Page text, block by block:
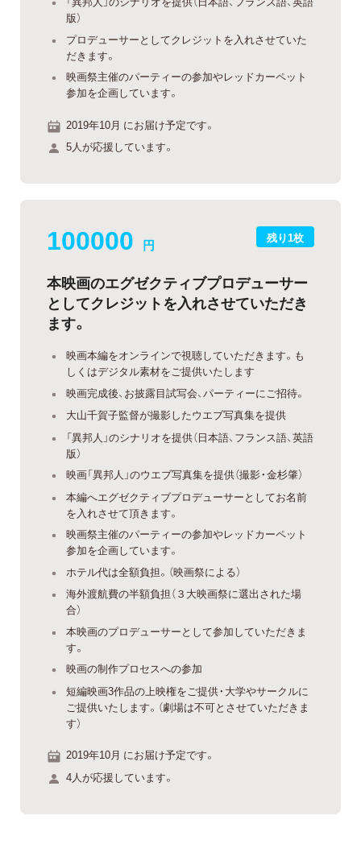
版）
プロデューサーとしてクレジットを入れさせていた
だきます。
映画祭主催のパーティーの参加やレッドカーペット
参加を企画しています。
2019年10月 にお届け予定です。
5人が応援しています。
残り1枚
100000 円
本映画のエグゼクティブプロデューサー
としてクレジットを入れさせていただき
ます。
映画本編をオンラインで視聴していただきます。も
しくはデジタル素材をご提供いたします
映画完成後、お披露目試写会、パーティーにご招待。
大山千賀子監督が撮影したウエブ写真集を提供
「異邦人」のシナリオを提供（日本語、フランス語、英語
版）
映画「異邦人」のウエブ写真集を提供（撮影・金杉肇）
本編へエグゼクティブプロデューサーとしてお名前
を入れさせて頂きます。
映画祭主催のパーティーの参加やレッドカーペット
参加を企画しています。
ホテル代は全額負担。（映画祭による）
海外渡航費の半額負担（３大映画祭に選出された場
合）
本映画のプロデューサーとして参加していただきま
す。
映画の制作プロセスへの参加
短編映画3作品の上映権をご提供・大学やサークルに
ご提供いたします。（劇場は不可とさせていただきま
す）
2019年10月 にお届け予定です。
4人が応援しています。